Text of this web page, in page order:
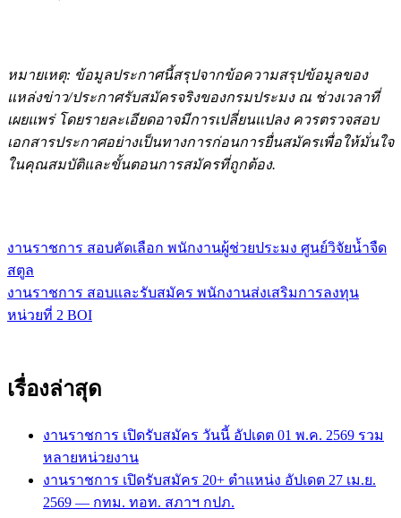
หมายเหตุ: ข้อมูลประกาศนี้สรุปจากข้อความสรุปข้อมูลของ
แหล่งข่าว/ประกาศรับสมัครจริงของกรมประมง ณ ช่วงเวลาที่
เผยแพร่ โดยรายละเอียดอาจมีการเปลี่ยนแปลง ควรตรวจสอบ
เอกสารประกาศอย่างเป็นทางการก่อนการยื่นสมัครเพื่อให้มั่นใจ
ในคุณสมบัติและขั้นตอนการสมัครที่ถูกต้อง.
แนะแนว
เรื่อง
งานราชการ สอบคัดเลือก พนักงานผู้ช่วยประมง ศูนย์วิจัยน้ำจืด
สตูล
งานราชการ สอบและรับสมัคร พนักงานส่งเสริมการลงทุน
หน่วยที่ 2 BOI
เรื่องล่าสุด
งานราชการ เปิดรับสมัคร วันนี้ อัปเดต 01 พ.ค. 2569 รวม
หลายหน่วยงาน
งานราชการ เปิดรับสมัคร 20+ ตำแหน่ง อัปเดต 27 เม.ย.
2569 — กทม. ทอท. สภาฯ กปภ.